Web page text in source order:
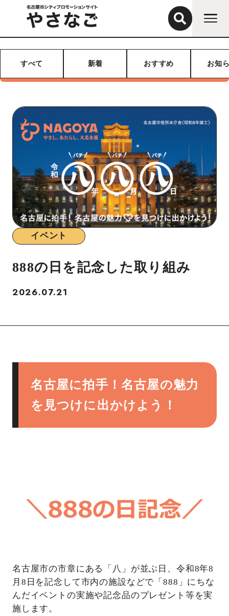
すべて 新着 おすすめ お知
イベント
888の日を記念した取り組み
2026.07.21
名古屋に拍手！名古屋の魅力
を見つけに出かけよう！
名古屋市の市章にある「八」が並ぶ日、令和8年8
月8日を記念して市内の施設などで「888」にちな
んだイベントの実施や記念品のプレゼント等を実
施します。